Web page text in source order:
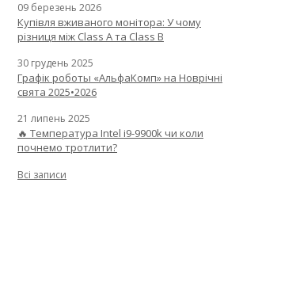
09 березень 2026
Купівля вживаного монітора: У чому
різниця між Class A та Class B
30 грудень 2025
Графік роботы «АльфаКомп» на Новрічні
свята 2025•2026
21 липень 2025
🔥 Температура Intel i9-9900k чи коли
почнемо тротлити?
Всі записи